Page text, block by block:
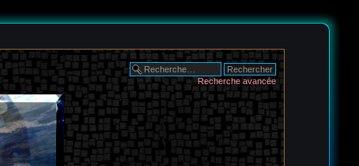
Recherche avancée